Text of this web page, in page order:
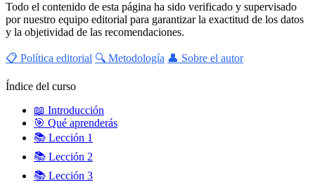
Todo el contenido de esta página ha sido verificado y supervisado
por nuestro equipo editorial para garantizar la exactitud de los datos
y la objetividad de las recomendaciones.
📋 Política editorial 🔍 Metodología 👤 Sobre el autor
Índice del curso
📖 Introducción
🎯 Qué aprenderás
📚 Lección 1
📚 Lección 2
📚 Lección 3